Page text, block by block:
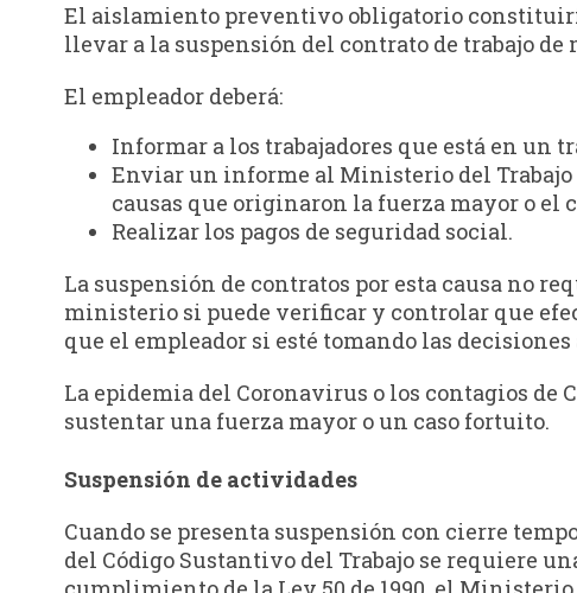
El aislamiento preventivo obligatorio
llevar a la suspensión del contrato de trabajo
El empleador deberá:
Informar a los trabajadores que está en un
Enviar un informe al Ministerio del
causas que originaron la fuerza mayor o el
Realizar los pagos de seguridad social.
La suspensión de contratos por esta causa no
ministerio si puede verificar y controlar que
que el empleador si esté tomando las decisiones
La epidemia del Coronavirus o los contagios de
sustentar una fuerza mayor o un caso fortuito.
Suspensión de actividades
Cuando se presenta suspensión con cierre
del Código Sustantivo del Trabajo se requiere